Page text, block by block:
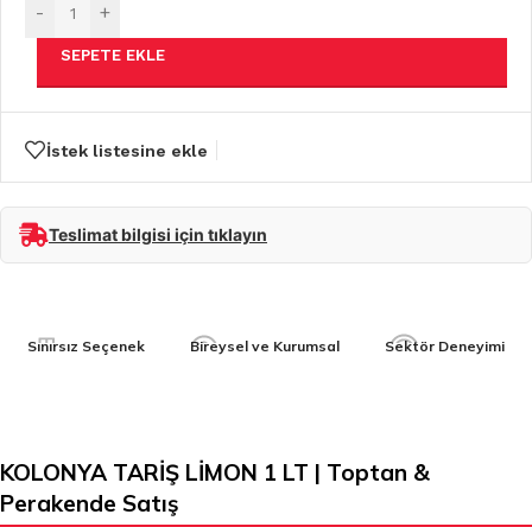
- +
SEPETE EKLE
İstek listesine ekle
Teslimat bilgisi için tıklayın
Sınırsız Seçenek Bireysel ve Kurumsal Sektör Deneyimi
KOLONYA TARİŞ LİMON 1 LT | Toptan &
Perakende Satış